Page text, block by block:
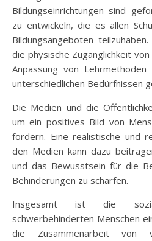
Bildungseinrichtungen sind
zu entwickeln, die es allen
Bildungsangeboten
die physische Zugänglichkeit
Anpassung von
unterschiedlichen Bedürfnissen
Die Medien und die
um ein positives Bild von
fördern. Eine realistische und
den Medien kann dazu
und das Bewusstsein für die
Behinderungen zu schärfen.
Insgesamt ist die
schwerbehinderten Menschen
die Zusammenarbeit von